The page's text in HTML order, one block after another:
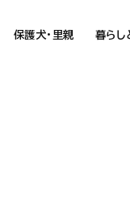
保護犬・里親 暮らし